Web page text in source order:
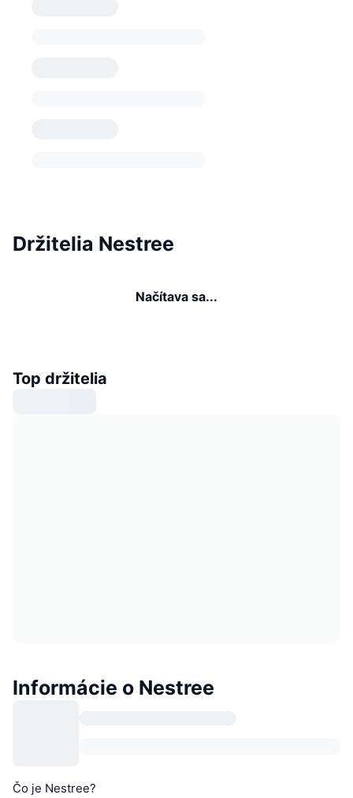
Držitelia Nestree
Načítava sa...
Top držitelia
Informácie o Nestree
Čo je Nestree?